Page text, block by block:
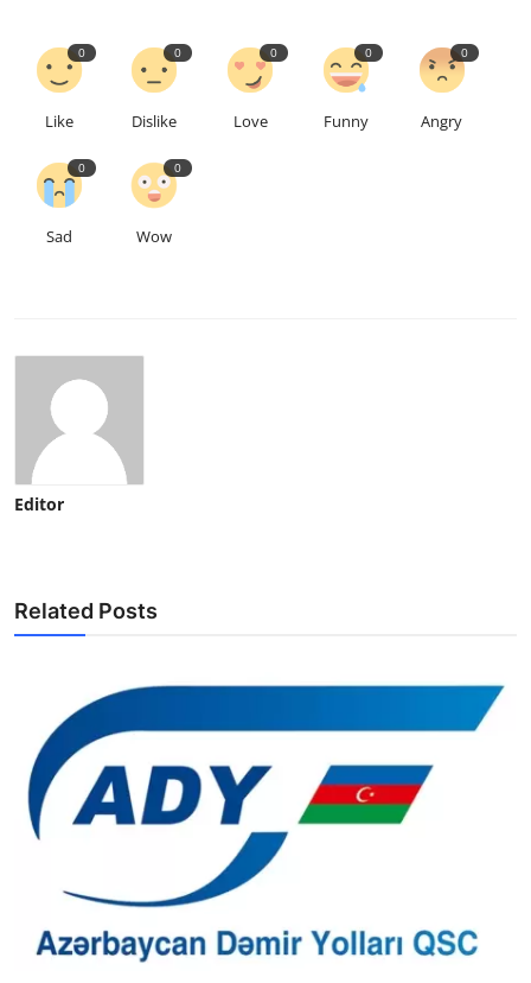
0
Like
0
Dislike
0
Love
0
Funny
0
Angry
0
Sad
0
Wow
Editor
Related Posts